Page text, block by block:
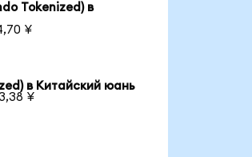
Tokenized) в
¥
в Китайский юань
¥